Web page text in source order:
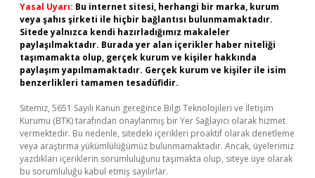
Yasal Uyarı: Bu internet sitesi, herhangi bir marka, kurum
veya şahıs şirketi ile hiçbir bağlantısı bulunmamaktadır.
Sitede yalnızca kendi hazırladığımız makaleler
paylaşılmaktadır. Burada yer alan içerikler haber niteliği
taşımamakta olup, gerçek kurum ve kişiler hakkında
paylaşım yapılmamaktadır. Gerçek kurum ve kişiler ile isim
benzerlikleri tamamen tesadüfidir.
Sitemiz, 5651 Sayılı Kanun gereğince Bilgi Teknolojileri ve İletişim
Kurumu (BTK) tarafından onaylanmış bir Yer Sağlayıcı olarak hizmet
vermektedir. Bu nedenle, sitedeki içerikleri proaktif olarak denetleme
veya araştırma yükümlülüğümüz bulunmamaktadır. Ancak, üyelerimiz
yazdıkları içeriklerin sorumluluğunu taşımakta olup, siteye üye olarak
bu sorumluluğu kabul etmiş sayılırlar.